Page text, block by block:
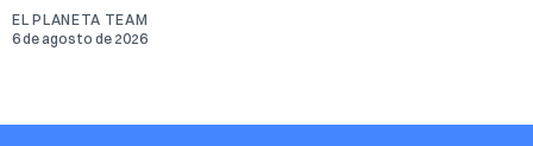
EL PLANETA TEAM
6 de agosto de 2026